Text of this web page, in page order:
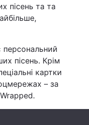
пісень та та
персональний
пісень. Крім
картки
– за